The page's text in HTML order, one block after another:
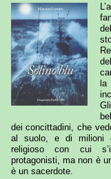
la
dei concittadini, che
al suolo, e di milioni
religioso con cui
protagonisti, ma non è
è un sacerdote.